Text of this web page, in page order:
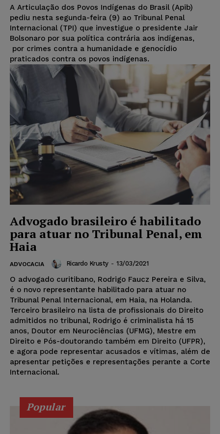
A Articulação dos Povos Indígenas do Brasil (Apib)
pediu nesta segunda-feira (9) ao Tribunal Penal
Internacional (TPI) que investigue o presidente Jair
Bolsonaro por sua política contrária aos indígenas,
por crimes contra a humanidade e genocídio
praticados contra os povos indígenas.
Advogado brasileiro é habilitado
para atuar no Tribunal Penal, em
Haia
ADVOCACIA Ricardo Krusty - 13/03/2021
O advogado curitibano, Rodrigo Faucz Pereira e Silva,
é o novo representante habilitado para atuar no
Tribunal Penal Internacional, em Haia, na Holanda.
Terceiro brasileiro na lista de profissionais do Direito
admitidos no tribunal, Rodrigo é criminalista há 15
anos, Doutor em Neurociências (UFMG), Mestre em
Direito e Pós-doutorando também em Direito (UFPR),
e agora pode representar acusados e vítimas, além de
apresentar petições e representações perante a Corte
Internacional.
Popular